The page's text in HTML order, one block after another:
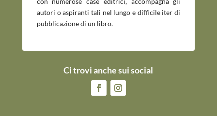
autori o aspiranti tali nel lungo e difficile iter di
pubblicazione di un libro.
Ci trovi anche sui social